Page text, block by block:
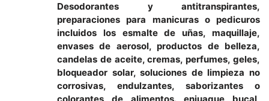
Desodorantes y antitranspirantes,
preparaciones para manicuras o pedicuros
incluidos los esmalte de uñas, maquillaje,
envases de aerosol, productos de belleza,
candelas de aceite, cremas, perfumes, geles,
bloqueador solar, soluciones de limpieza no
corrosivas, endulzantes, saborizantes o